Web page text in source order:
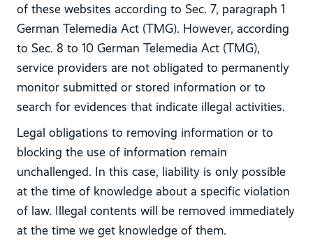
of these websites according to Sec. 7, paragraph 1
German Telemedia Act (TMG). However, according
to Sec. 8 to 10 German Telemedia Act (TMG),
service providers are not obligated to permanently
monitor submitted or stored information or to
search for evidences that indicate illegal activities.
Legal obligations to removing information or to
blocking the use of information remain
unchallenged. In this case, liability is only possible
at the time of knowledge about a specific violation
of law. Illegal contents will be removed immediately
at the time we get knowledge of them.